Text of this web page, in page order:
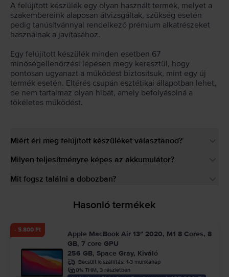
A felújított készülék egy olyan használt termék, melyet a
szakembereink alaposan átvizsgáltak, szükség esetén
pedig tanúsítvánnyal rendelkező prémium alkatrészeket
használnak a javításához.
Egy felújított készülék minden esetben 67
minőségellenőrzési lépésen megy keresztül, hogy
pontosan ugyanazt a működést biztosítsuk, mint egy új
termék esetén. Eltérés csupán esztétikai állapotban lehet,
de nem tartalmaz olyan hibát, amely befolyásolná a
tökéletes működést.
Miért éri meg felújított készüléket választanod?
Milyen teljesítményre képes az akkumulátor?
Mit fogsz találni a dobozban?
Hasonló termékek
- 5.800 Ft
Apple MacBook Air 13″ 2020, M1 8 Cores, 8
GB, 7 core GPU
256 GB, Space Gray, Kiváló
Becsült kiszállítás: 1-3 munkanap
0% THM, 3 részletben